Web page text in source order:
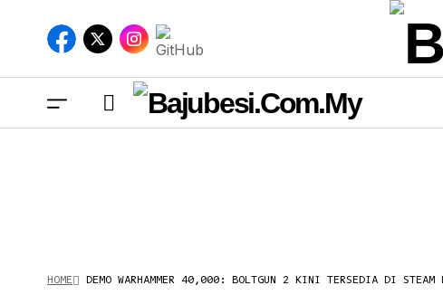
Demo
HOME DEMO WARHAMMER 40,000: BOLTGUN 2 KINI TERSEDIA DI STEAM